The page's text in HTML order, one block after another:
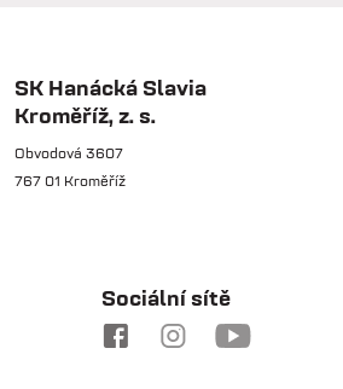
SK Hanácká Slavia
Kroměříž, z. s.
Obvodová 3607
767 01 Kroměříž
Sociální sítě